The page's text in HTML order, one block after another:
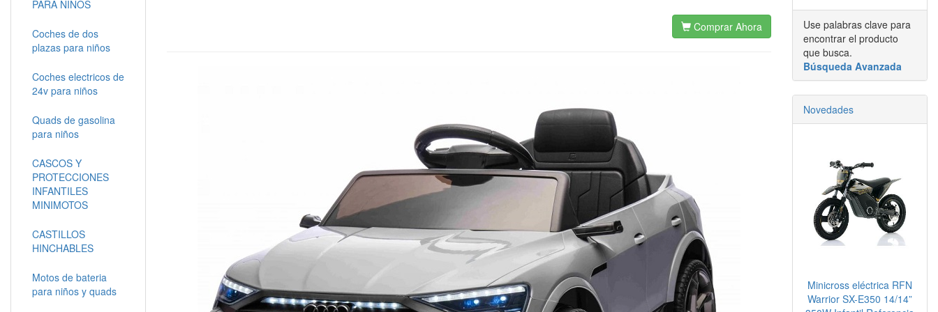
Comprar Ahora
PARA NIÑOS
Coches de dos
plazas para niños
Coches electricos de
24v para niños
Quads de gasolina
para niños
CASCOS Y
PROTECCIONES
INFANTILES
MINIMOTOS
CASTILLOS
HINCHABLES
Motos de bateria
para niños y quads
Use palabras clave para
encontrar el producto
que busca.
Búsqueda Avanzada
Novedades
Minicross eléctrica RFN
Warrior SX-E350 14/14”